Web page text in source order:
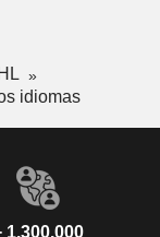
idiomas
1.300.000